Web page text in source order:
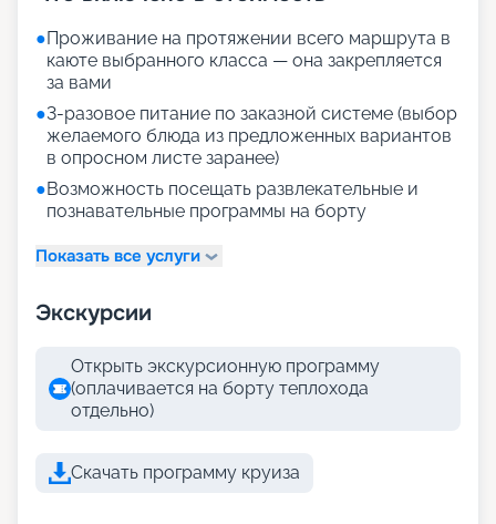
●Проживание на протяжении всего маршрута в
каюте выбранного класса — она закрепляется
за вами
●3-разовое питание по заказной системе (выбор
желаемого блюда из предложенных вариантов
в опросном листе заранее)
●Возможность посещать развлекательные и
познавательные программы на борту
Показать все услуги
Экскурсии
Открыть экскурсионную программу
(оплачивается на борту теплохода
отдельно)
Скачать программу круиза